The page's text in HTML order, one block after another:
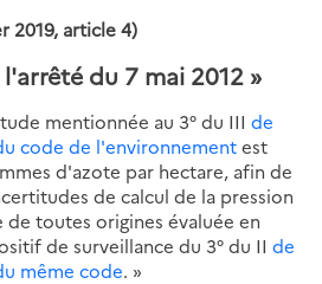
2019, article 4)
du 7 mai 2012 »
mentionnée au 3° du III de
code de l'environnementest
d'azote par hectare, afin de
de calcul de la pression
toutes origines évaluée en
de surveillance du 3° du II de
même code. »